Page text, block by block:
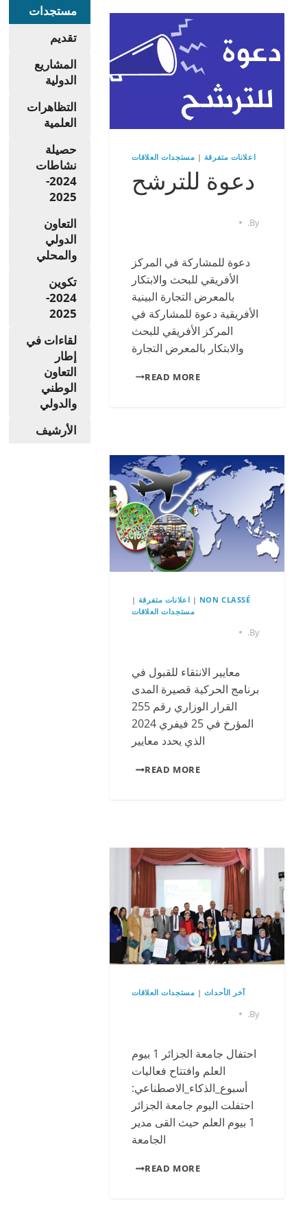
مستجدات
تقديم
المشاريع
الدولية
التظاهرات
العلمية
حصيلة
نشاطات
2024-
2025
التعاون
الدولي
والمحلي
تكوين
2024-
2025
لقاءات في
إطار
التعاون
الوطني
والدولي
الأرشيف
اعلانات متفرقة | مستجدات العلاقات
دعوة للترشح
By
.
دعوة للمشاركة في المركز
الأفريقي للبحث والابتكار
بالمعرض التجارة البينية
الأفريقية دعوة للمشاركة في
المركز الأفريقي للبحث
والابتكار بالمعرض التجارة
READ MOREدعوة
NON CLASSÉ
| اعلانات متفرقة |
مستجدات العلاقات
By
.
معايير الانتقاء للقبول في
برنامج الحركية قصيرة المدى
القرار الوزاري رقم 255
المؤرخ في 25 فيفري 2024
الذي يحدد معايير
READ MORE
آخر الأحداث | مستجدات العلاقات
By
.
احتفال جامعة الجزائر 1 بيوم
العلم وافتتاح فعاليات
أسبوع_الذكاء_الاصطناعي:
احتفلت اليوم جامعة الجزائر
1 بيوم العلم حيث القى مدير
الجامعة
READ MORE